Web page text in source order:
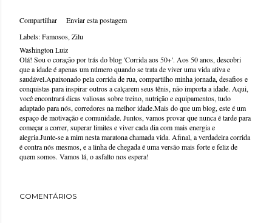
Compartilhar
Enviar esta postagem
Labels:Famosos Zilu
Washington Luiz
Olá! Sou o coração por trás do blog 'Corrida aos 50+'. Aos 50 anos, descobri
que a idade é apenas um número quando se trata de viver uma vida ativa e
saudável.Apaixonado pela corrida de rua, compartilho minha jornada, desafios e
conquistas para inspirar outros a calçarem seus tênis, não importa a idade. Aqui,
você encontrará dicas valiosas sobre treino, nutrição e equipamentos, tudo
adaptado para nós, corredores na melhor idade.Mais do que um blog, este é um
espaço de motivação e comunidade. Juntos, vamos provar que nunca é tarde para
começar a correr, superar limites e viver cada dia com mais energia e
alegria.Junte-se a mim nesta maratona chamada vida. Afinal, a verdadeira corrida
é contra nós mesmos, e a linha de chegada é uma versão mais forte e feliz de
quem somos. Vamos lá, o asfalto nos espera!
COMENTÁRIOS